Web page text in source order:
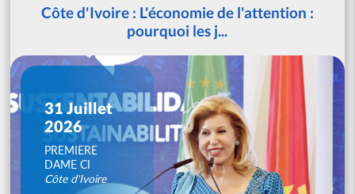
Côte d'Ivoire : L'économie de l'attention :
pourquoi les j...
31 Juillet
2026
PREMIERE
DAME CI
Côte d'Ivoire